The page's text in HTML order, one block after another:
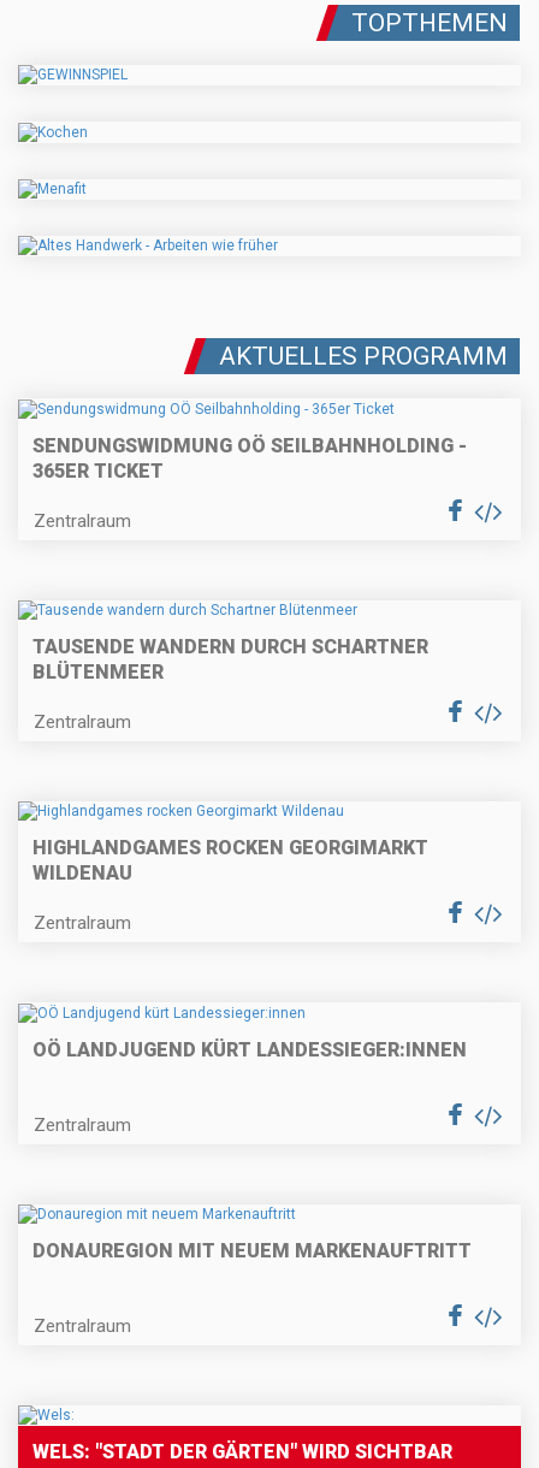
TOPTHEMEN
AKTUELLES PROGRAMM
SENDUNGSWIDMUNG OÖ SEILBAHNHOLDING -
365ER TICKET
Zentralraum
TAUSENDE WANDERN DURCH SCHARTNER
BLÜTENMEER
Zentralraum
HIGHLANDGAMES ROCKEN GEORGIMARKT
WILDENAU
Zentralraum
OÖ LANDJUGEND KÜRT LANDESSIEGER:INNEN
Zentralraum
DONAUREGION MIT NEUEM MARKENAUFTRITT
Zentralraum
WELS: "STADT DER GÄRTEN" WIRD SICHTBAR